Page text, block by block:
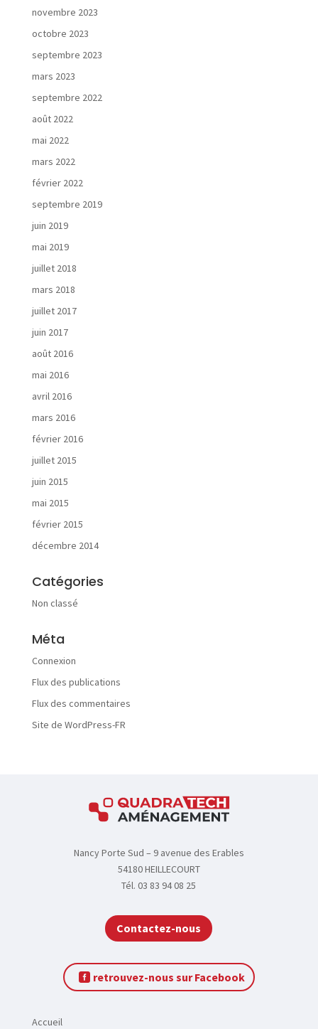
o
t
r
e
d
é
a
r
c
h
e
N
o
s
r
a
l
s
a
t
i
o
n
s
c
t
u
l
i
t
é
novembre 2023
octobre 2023
septembre 2023
mars 2023
septembre 2022
août 2022
mai 2022
mars 2022
février 2022
septembre 2019
juin 2019
mai 2019
juillet 2018
mars 2018
juillet 2017
juin 2017
août 2016
mai 2016
avril 2016
mars 2016
février 2016
juillet 2015
juin 2015
mai 2015
février 2015
décembre 2014
Catégories
Non classé
Méta
Connexion
Flux des publications
Flux des commentaires
Site de WordPress-FR
Nancy Porte Sud – 9 avenue des Erables
54180 HEILLECOURT
Tél. 03 83 94 08 25
Contactez-nous
retrouvez-nous sur Facebook
Accueil